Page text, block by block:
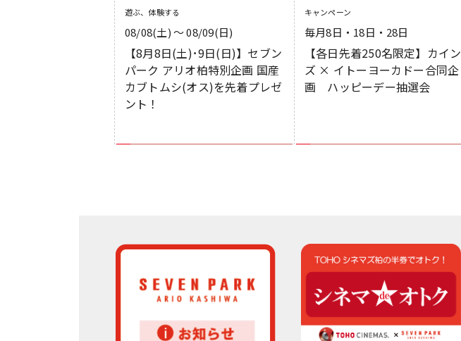
遊ぶ、体験する
08/08(土) 〜 08/09(日)
【8月8日(土)･9日(日)】セブン
パーク アリオ柏特別企画 国産
カブトムシ(オス)を先着プレゼ
ント！
キャンペーン
毎月8日・18日・28日
【各日先着250名限定】カイン
ズ × イトーヨーカドー合同企
画 ハッピーデー抽選会